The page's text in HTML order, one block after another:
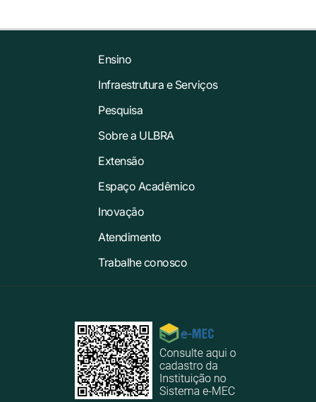
Ensino
Infraestrutura e Serviços
Pesquisa
Sobre a ULBRA
Extensão
Espaço Acadêmico
Inovação
Atendimento
Trabalhe conosco